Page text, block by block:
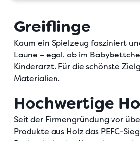
Greiflinge
Kaum ein Spielzeug fasziniert
Laune – egal, ob im
Kinderarzt. Für die schönste
Materialien.
Hochwertige
Seit der Firmengründung vor
Produkte aus Holz das PEFC-